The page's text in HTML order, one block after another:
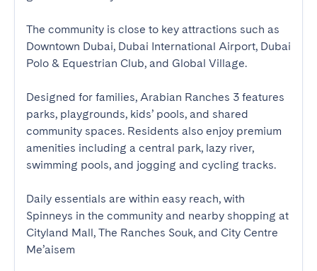
The community is close to key attractions such as
Downtown Dubai, Dubai International Airport, Dubai
Polo & Equestrian Club, and Global Village.
Designed for families, Arabian Ranches 3 features
parks, playgrounds, kids’ pools, and shared
community spaces. Residents also enjoy premium
amenities including a central park, lazy river,
swimming pools, and jogging and cycling tracks.
Daily essentials are within easy reach, with
Spinneys in the community and nearby shopping at
Cityland Mall, The Ranches Souk, and City Centre
Me’aisem